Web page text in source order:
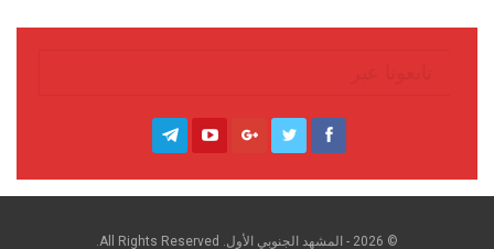
© 2026 - المشهد الجنوبي الأول. All Rights Reserved.